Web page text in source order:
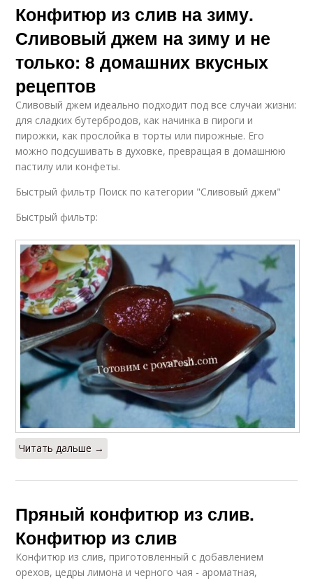
Конфитюр из слив на зиму.
Сливовый джем на зиму и не
только: 8 домашних вкусных
рецептов
Сливовый джем идеально подходит под все случаи жизни:
для сладких бутербродов, как начинка в пироги и
пирожки, как прослойка в торты или пирожные. Его
можно подсушивать в духовке, превращая в домашнюю
пастилу или конфеты.
Быстрый фильтр Поиск по категории "Сливовый джем"
Быстрый фильтр:
Читать дальше →
Пряный конфитюр из слив.
Конфитюр из слив
Конфитюр из слив, приготовленный с добавлением
орехов, цедры лимона и черного чая - ароматная,